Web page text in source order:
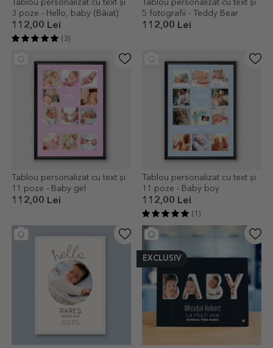
Tablou personalizat cu text și
3 poze - Hello, baby (Băiat)
112,00 Lei
(3)
Tablou personalizat cu text și
5 fotografii - Teddy Bear
112,00 Lei
Tablou personalizat cu text și
11 poze - Baby girl
112,00 Lei
Tablou personalizat cu text și
11 poze - Baby boy
112,00 Lei
(1)
EXCLUSIV